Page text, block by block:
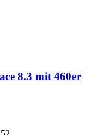
8.3 mit 460er